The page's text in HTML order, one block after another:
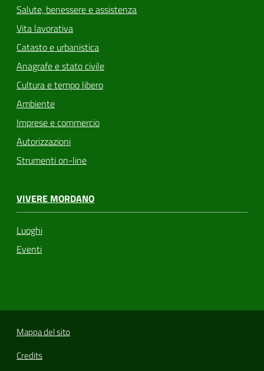
Salute, benessere e assistenza
Vita lavorativa
Catasto e urbanistica
Anagrafe e stato civile
Cultura e tempo libero
Ambiente
Imprese e commercio
Autorizzazioni
Strumenti on-line
VIVERE MORDANO
Luoghi
Eventi
Mappa del sito
Credits